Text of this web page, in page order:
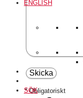
ENGLISH
SÖK
* Obligatoriskt